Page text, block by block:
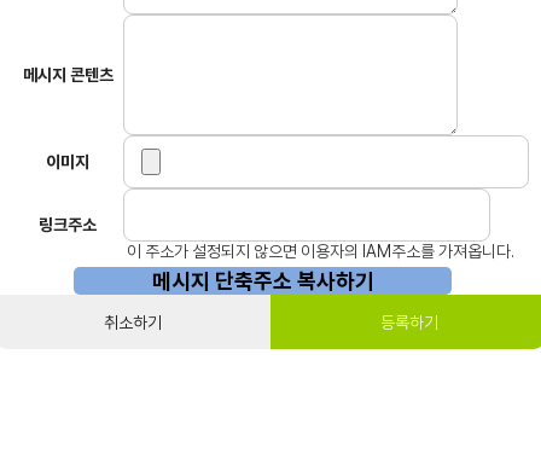
메시지 콘텐츠
이미지
링크주소
이 주소가 설정되지 않으면 이용자의 IAM주소를 가져옵니다.
메시지 단축주소 복사하기
취소하기 등록하기